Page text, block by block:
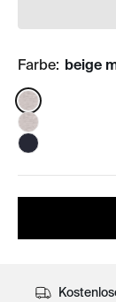
Farbe: beige
Color: